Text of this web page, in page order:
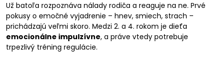
Už batoľa rozpoznáva nálady rodiča a reaguje na ne. Prvé
pokusy o emočné vyjadrenie – hnev, smiech, strach –
prichádzajú veľmi skoro. Medzi 2. a 4. rokom je dieťa
emocionálne impulzívne, a práve vtedy potrebuje
trpezlivý tréning regulácie.